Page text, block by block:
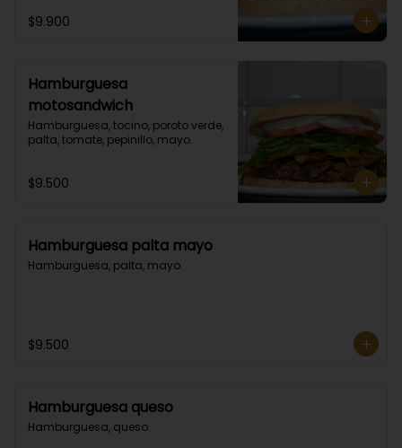
$9.900
Hamburguesa
motosandwich
Hamburguesa, tocino, poroto verde,
palta, tomate, pepinillo, mayo.
$9.500
Hamburguesa palta mayo
Hamburguesa, palta, mayo.
$9.500
Hamburguesa queso
Hamburguesa, queso.